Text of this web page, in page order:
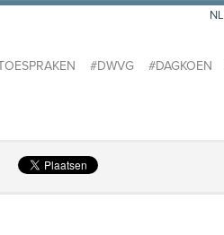
#DWVG #DAGKOEN
NL